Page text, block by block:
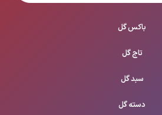
باکس گل
تاج گل
سبد گل
دسته گل